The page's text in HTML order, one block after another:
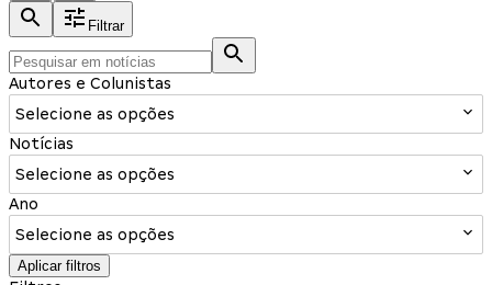
Filtrar
Autores e Colunistas
Selecione as opções
Notícias
Selecione as opções
Ano
Selecione as opções
Aplicar filtros